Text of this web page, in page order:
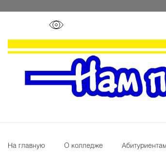
На главную О колледже Абитуриентам